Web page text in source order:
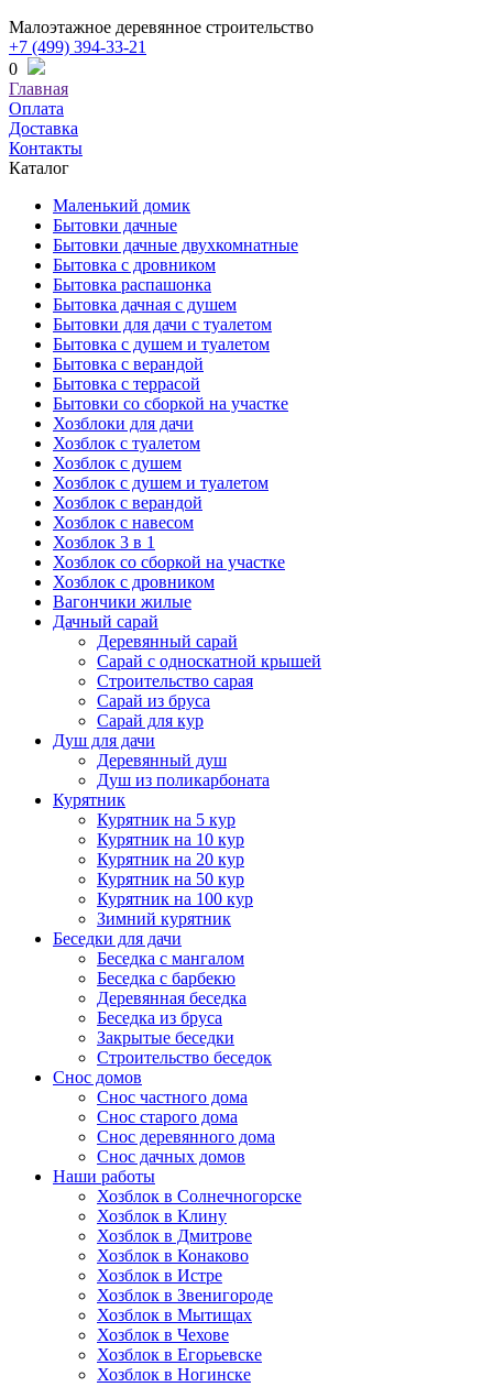
Малоэтажное деревянное строительство
+7 (499) 394-33-21
0
Главная
Оплата
Доставка
Контакты
Каталог
Маленький домик
Бытовки дачные
Бытовки дачные двухкомнатные
Бытовка с дровником
Бытовка распашонка
Бытовка дачная с душем
Бытовки для дачи с туалетом
Бытовка с душем и туалетом
Бытовка с верандой
Бытовка с террасой
Бытовки со сборкой на участке
Хозблоки для дачи
Хозблок с туалетом
Хозблок с душем
Хозблок с душем и туалетом
Хозблок с верандой
Хозблок с навесом
Хозблок 3 в 1
Хозблок со сборкой на участке
Хозблок с дровником
Вагончики жилые
Дачный сарай
Деревянный сарай
Cарай с односкатной крышей
Строительство сарая
Сарай из бруса
Сарай для кур
Душ для дачи
Деревянный душ
Душ из поликарбоната
Курятник
Курятник на 5 кур
Курятник на 10 кур
Курятник на 20 кур
Курятник на 50 кур
Курятник на 100 кур
Зимний курятник
Беседки для дачи
Беседка с мангалом
Беседка с барбекю
Деревянная беседка
Беседка из бруса
Закрытые беседки
Строительство беседок
Снос домов
Снос частного дома
Снос старого дома
Снос деревянного дома
Снос дачных домов
Наши работы
Хозблок в Солнечногорске
Хозблок в Клину
Хозблок в Дмитрове
Хозблок в Конаково
Хозблок в Истре
Хозблок в Звенигороде
Хозблок в Мытищах
Хозблок в Чехове
Хозблок в Егорьевске
Хозблок в Ногинске